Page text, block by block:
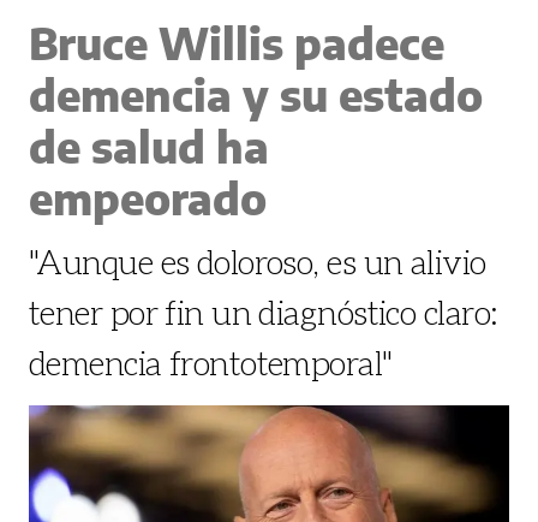
Bruce Willis padece
demencia y su estado
de salud ha
empeorado
"Aunque es doloroso, es un alivio
tener por fin un diagnóstico claro:
demencia frontotemporal"